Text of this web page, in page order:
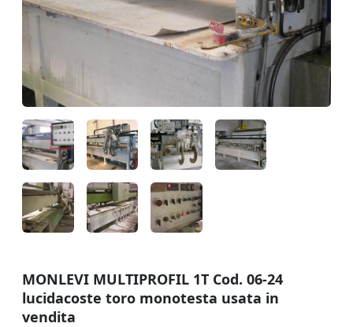
MONLEVI MULTIPROFIL 1T Cod. 06-24
lucidacoste toro monotesta usata in
vendita